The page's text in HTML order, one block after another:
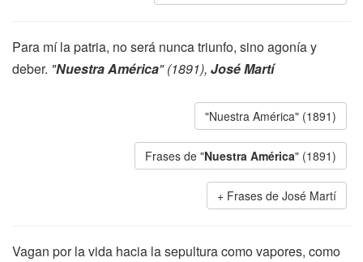
Para mí la patria, no será nunca triunfo, sino agonía y
deber. "Nuestra América" (1891), José Martí
"Nuestra América" (1891)
Frases de "Nuestra América" (1891)
Frases de José Martí
Vagan por la vida hacia la sepultura como vapores, como